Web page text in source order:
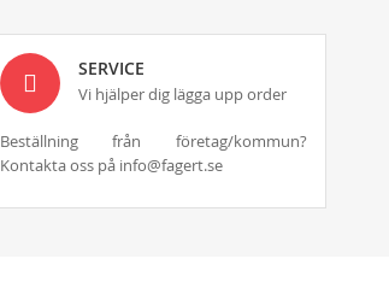
SERVICE
Vi hjälper dig lägga upp order
Beställning från företag/kommun?
Kontakta oss på info@fagert.se